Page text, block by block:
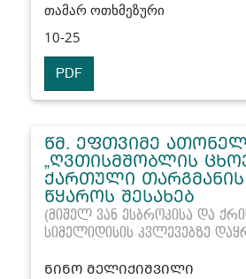
თამარ ოთხმეზური
10-25
PDF
ᲬᲛ. ᲔᲤᲗᲕᲘᲛᲔ
„ᲦᲕᲗᲘᲡᲛᲨᲝᲑᲚᲘᲡ
ᲥᲐᲠᲗᲣᲚᲘ
ᲬᲧᲐᲠᲝᲡ ᲨᲔᲡᲐᲮᲔᲑ
(მიშელ ვან ესბროკისა და
სიმელიდისის კვლევებზე
ᲜᲘᲜᲝ ᲛᲔᲚᲘᲥᲘᲨᲕᲘᲚᲘ